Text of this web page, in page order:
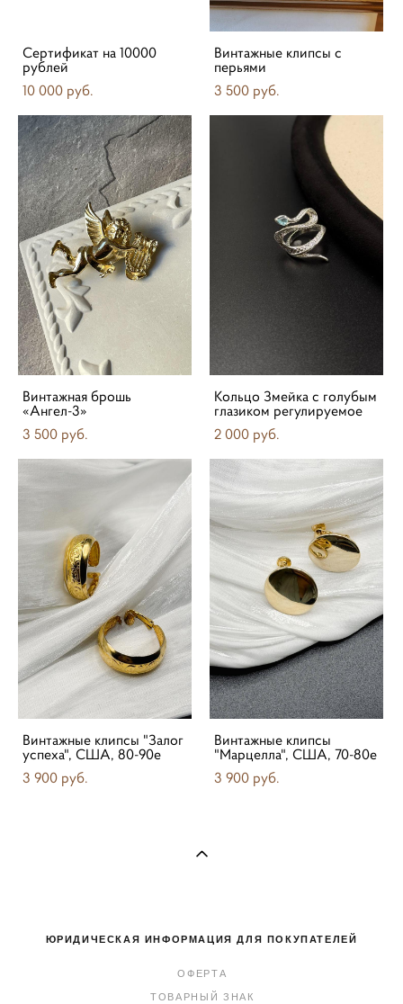
Сертификат на 10000
рублей
10 000 pуб.
Винтажные клипсы с
перьями
3 500 pуб.
Винтажная брошь
«Aнгел-3»
3 500 pуб.
Кольцо Змейка с голубым
глазиком регулируемое
2 000 pуб.
Винтажные клипсы "Залог
успеха", США, 80-90е
3 900 pуб.
Винтажные клипсы
"Марцелла", США, 70-80е
3 900 pуб.
ЮРИДИЧЕСКАЯ ИНФОРМАЦИЯ ДЛЯ ПОКУПАТЕЛЕЙ
ОФЕРТА
ТОВАРНЫЙ ЗНАК